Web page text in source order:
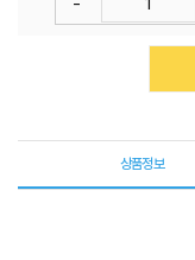
상품정보